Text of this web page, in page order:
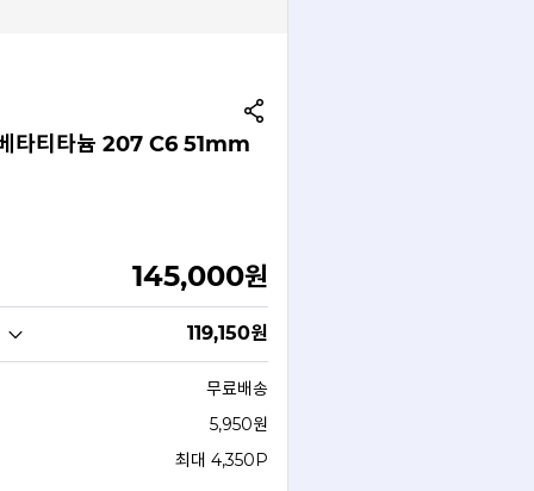
타티타늄 207 C6 51mm
145,000원
119,150원
무료배송
5,950원
최대 4,350P